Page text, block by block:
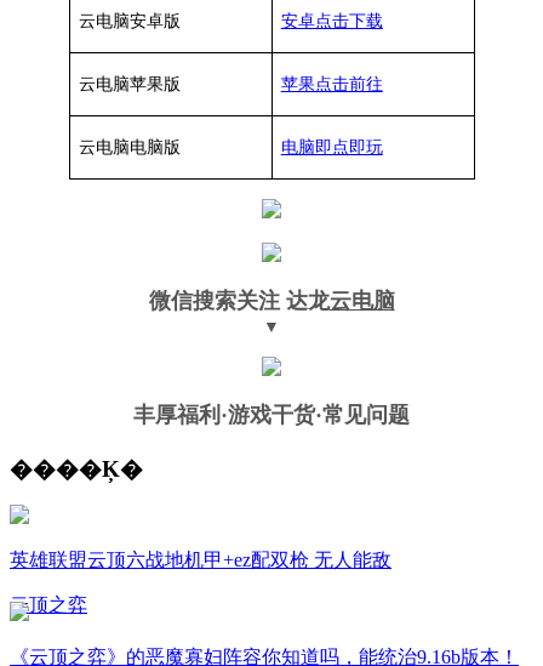
云电脑安卓版 安卓点击下载
云电脑苹果版 苹果点击前往
云电脑电脑版 电脑即点即玩
微信搜索关注 达龙云电脑
▼
丰厚福利 ·游戏干货·常见问题
����Ķ�
英雄联盟云顶六战地机甲+ez配双枪 无人能敌
云顶之弈
《云顶之弈》的恶魔寡妇阵容你知道吗，能统治9.16b版本！